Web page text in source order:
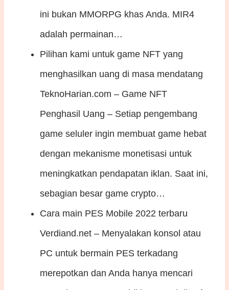
ini bukan MMORPG khas Anda. MIR4
adalah permainan…
Pilihan kami untuk game NFT yang
menghasilkan uang di masa mendatang
TeknoHarian.com – Game NFT
Penghasil Uang – Setiap pengembang
game seluler ingin membuat game hebat
dengan mekanisme monetisasi untuk
meningkatkan pendapatan iklan. Saat ini,
sebagian besar game crypto…
Cara main PES Mobile 2022 terbaru
Verdiand.net – Menyalakan konsol atau
PC untuk bermain PES terkadang
merepotkan dan Anda hanya mencari